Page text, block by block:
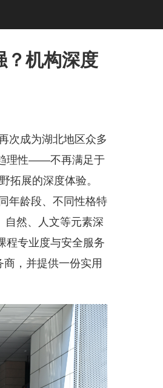
？机构深度
次成为湖北地区众多
理性——不再满足于
拓展的深度体验。
年龄段、不同性格特
自然、人文等元素深
程专业度与安全服务
，并提供一份实用